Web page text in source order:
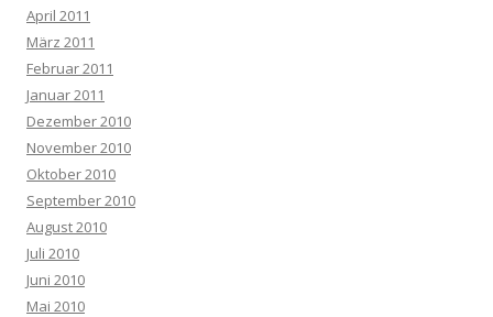
April 2011
März 2011
Februar 2011
Januar 2011
Dezember 2010
November 2010
Oktober 2010
September 2010
August 2010
Juli 2010
Juni 2010
Mai 2010